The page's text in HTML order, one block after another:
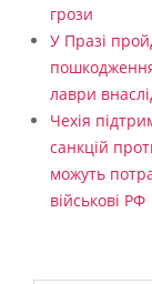
грози
У Празі
лаври
Чехія
санкцій
можуть
військові РФ